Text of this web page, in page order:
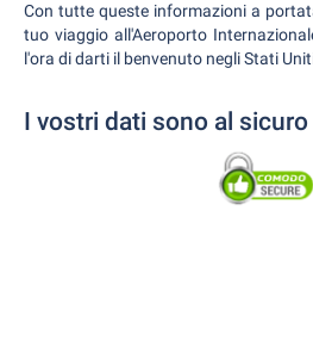
Con tutte queste informazioni a
tuo viaggio all'Aeroporto
l'ora di darti il benvenuto negli Stati
I vostri dati sono al